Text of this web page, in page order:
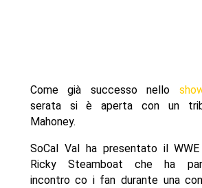
Come già successo nello
serata si è aperta con un
Mahoney.
SoCal Val ha presentato il
Ricky Steamboat che ha
incontro co i fan durante una